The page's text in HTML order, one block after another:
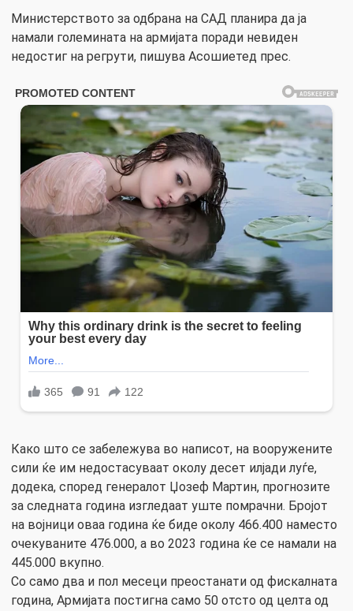
Министерството за одбрана на САД планира да ја
намали големината на армијата поради невиден
недостиг на регрути, пишува Асошиетед прес.
Како што се забележува во написот, на вооружените
сили ќе им недостасуваат околу десет илјади луѓе,
додека, според генералот Џозеф Мартин, прогнозите
за следната година изгледаат уште помрачни. Бројот
на војници оваа година ќе биде околу 466.400 наместо
очекуваните 476.000, а во 2023 година ќе се намали на
445.000 вкупно.
Со само два и пол месеци преостанати од фискалната
година, Армијата постигна само 50 отсто од целта од